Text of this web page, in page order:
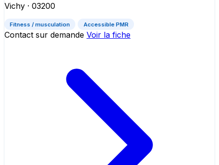
Vichy · 03200
Fitness / musculation Accessible PMR
Contact sur demande Voir la fiche